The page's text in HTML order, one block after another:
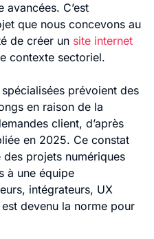
C’est
que nous concevons au
de créer un site internet
contexte sectoriel.
prévoient des
en raison de la
client, d’après
en 2025. Ce constat
projets numériques
à une équipe
intégrateurs, UX
devenu la norme pour